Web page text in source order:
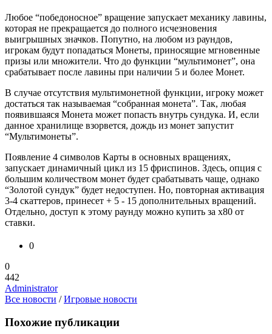
Любое “победоносное” вращение запускает механику лавины,
которая не прекращается до полного исчезновения
выигрышных значков. Попутно, на любом из раундов,
игрокам будут попадаться Монеты, приносящие мгновенные
призы или множители. Что до функции “мультимонет”, она
срабатывает после лавины при наличии 5 и более Монет.
В случае отсутствия мультимонетной функции, игроку может
достаться так называемая “собранная монета”. Так, любая
появившаяся Монета может попасть внутрь сундука. И, если
данное хранилище взорвется, дождь из монет запустит
“Мультимонеты”.
Появление 4 символов Карты в основных вращениях,
запускает динамичный цикл из 15 фриспинов. Здесь, опция с
большим количеством монет будет срабатывать чаще, однако
“Золотой сундук” будет недоступен. Но, повторная активация
3-4 скаттеров, принесет + 5 - 15 дополнительных вращений.
Отдельно, доступ к этому раунду можно купить за х80 от
ставки.
0
0
442
Administrator
Все новости /Игровые новости
Похожие публикации